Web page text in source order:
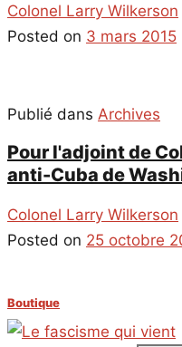
Colonel Larry Wilkerson
Posted on 3 mars 2015
Publié dans Archives
Pour l'adjoint de
anti-Cuba de
Colonel Larry Wilkerson
Posted on 25 octobre
Boutique